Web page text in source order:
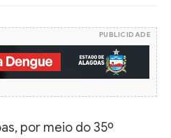
PUBLICIDADE
por meio do 35º